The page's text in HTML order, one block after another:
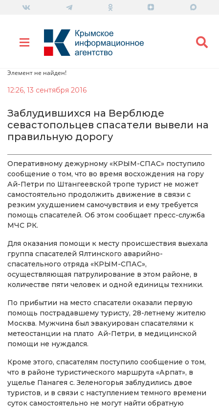
Элемент не найден!
12:26, 13 сентября 2016
Заблудившихся на Верблюде
севастопольцев спасатели вывели на
правильную дорогу
Оперативному дежурному «КРЫМ-СПАС» поступило
сообщение о том, что во время восхождения на гору
Ай-Петри по Штангеевской тропе турист не может
самостоятельно продолжить движение в связи с
резким ухудшением самочувствия и ему требуется
помощь спасателей. Об этом сообщает пресс-служба
МЧС РК.
Для оказания помощи к месту происшествия выехала
группа спасателей Ялтинского аварийно-
спасательного отряда «КРЫМ-СПАС»,
осуществляющая патрулирование в этом районе, в
количестве пяти человек и одной единицы техники.
По прибытии на место спасатели оказали первую
помощь пострадавшему туристу, 28-летнему жителю
Москва. Мужчина был эвакуирован спасателями к
метеостанции на плато Ай-Петри, в медицинской
помощи не нуждался.
Кроме этого, спасателям поступило сообщение о том,
что в районе туристического маршрута «Арпат», в
ущелье Панагея с. Зеленогорья заблудились двое
туристов, и в связи с наступлением темного времени
суток самостоятельно не могут найти обратную